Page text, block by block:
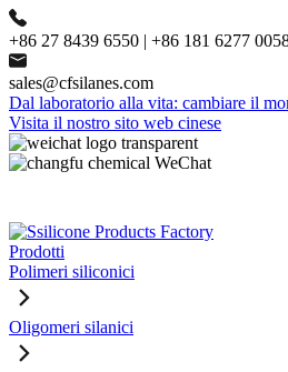
+86 27 8439 6550 | +86 181 6277
sales@cfsilanes.com
Dal laboratorio alla vita: cambiare il
Visita il nostro sito web cinese
Prodotti
Polimeri siliconici
Oligomeri silanici